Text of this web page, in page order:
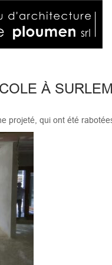
À
projeté, qui ont été